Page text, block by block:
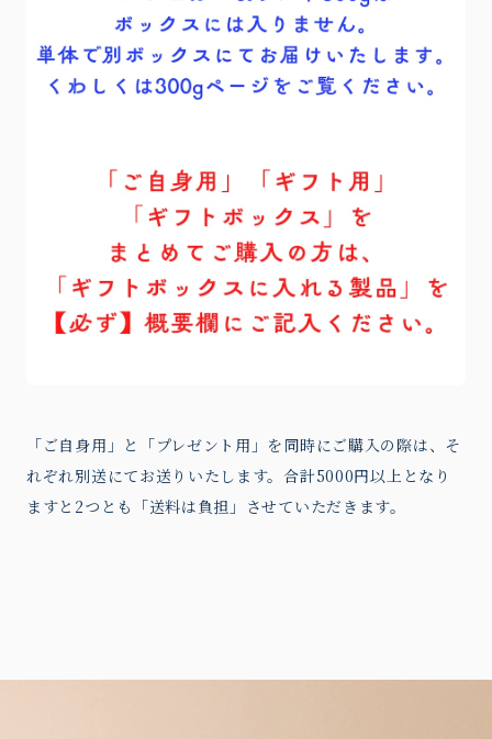
「ご自身用」と「プレゼント用」を同時にご購入の際は、そ
れぞれ別送にてお送りいたします。合計5000円以上となり
ますと2つとも「送料は負担」させていただきます。